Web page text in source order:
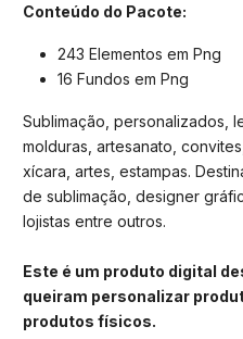
Conteúdo do Pacote:
243 Elementos em Png
16 Fundos em Png
Sublimação, personalizados,
molduras, artesanato,
xícara, artes, estampas.
de sublimação, designer
lojistas entre outros.
Este é um produto digital
queiram personalizar
produtos físicos.